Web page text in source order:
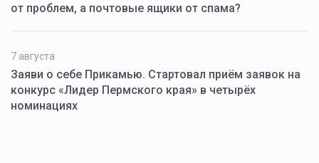
от проблем, а почтовые ящики от спама?
7 августа
Заяви о себе Прикамью. Стартовал приём заявок на
конкурс «Лидер Пермского края» в четырёх
номинациях